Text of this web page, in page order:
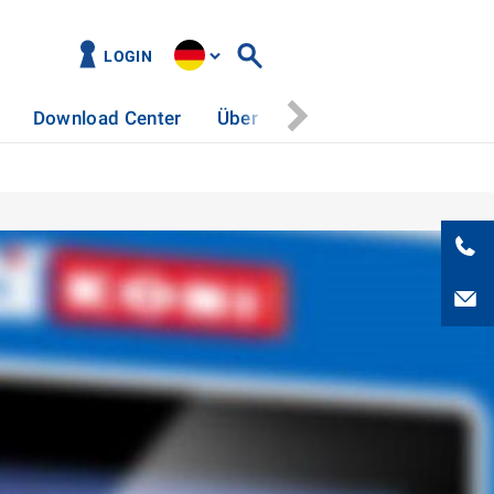
LOGIN
Download Center Über uns